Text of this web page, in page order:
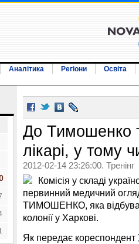
Аналітика Регіони
Освіта
До Тимошенко
лікарі, у тому
2012-02-14 23:26:00. Тренінг
Комісія у складі
первинний медичний
ТИМОШЕНКО, яка відбуває
колонії у Харкові.
Як передає кореспондент